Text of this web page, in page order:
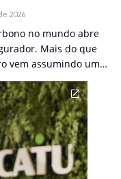
2026
no mundo abre
Mais do que
vem assumindo um…